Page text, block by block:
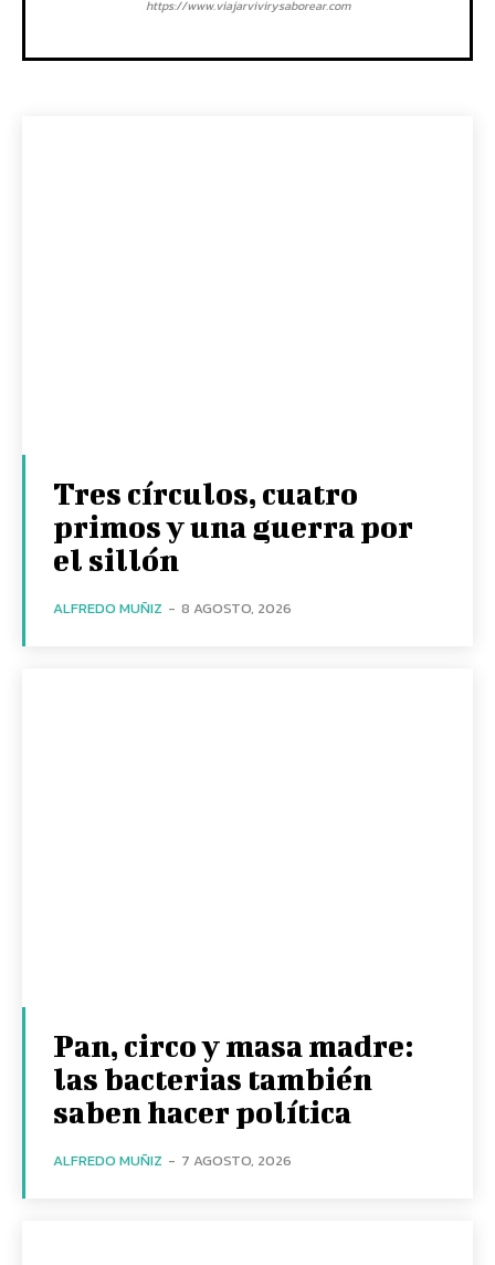
https://www.viajarvivirysaborear.com
Tres círculos, cuatro
primos y una guerra por
el sillón
ALFREDO MUÑIZ - 8 AGOSTO, 2026
Pan, circo y masa madre:
las bacterias también
saben hacer política
ALFREDO MUÑIZ - 7 AGOSTO, 2026